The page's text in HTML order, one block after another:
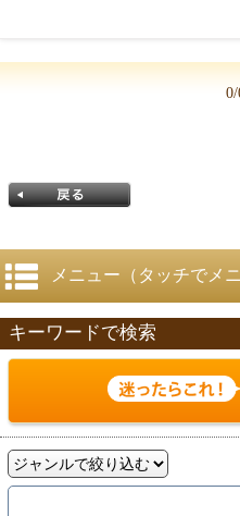
0/
戻る
メニュー（タッチでメ
キーワードで検索